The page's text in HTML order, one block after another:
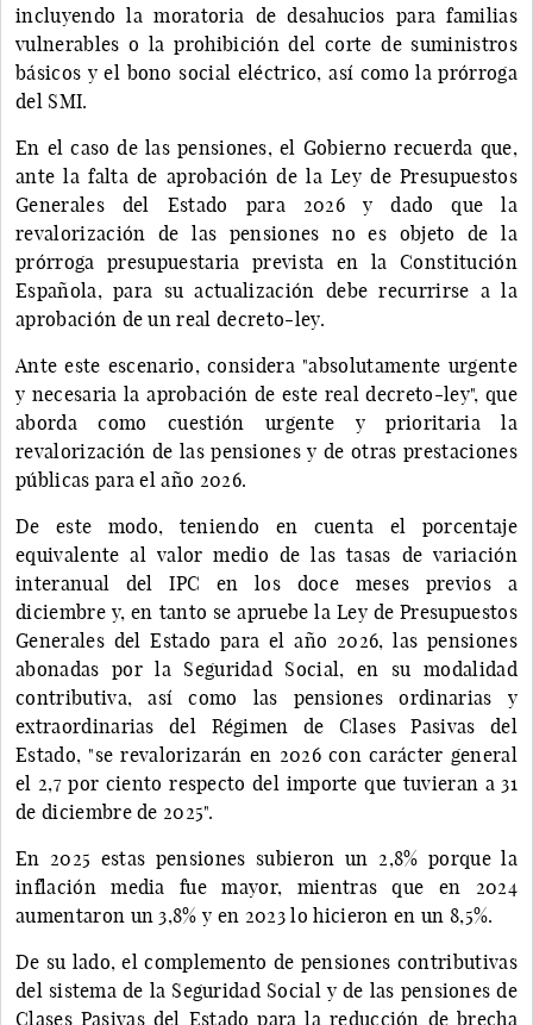
incluyendo la moratoria de desahucios para familias
vulnerables o la prohibición del corte de suministros
básicos y el bono social eléctrico, así como la prórroga
del SMI.
En el caso de las pensiones, el Gobierno recuerda que,
ante la falta de aprobación de la Ley de Presupuestos
Generales del Estado para 2026 y dado que la
revalorización de las pensiones no es objeto de la
prórroga presupuestaria prevista en la Constitución
Española, para su actualización debe recurrirse a la
aprobación de un real decreto-ley.
Ante este escenario, considera "absolutamente urgente
y necesaria la aprobación de este real decreto-ley", que
aborda como cuestión urgente y prioritaria la
revalorización de las pensiones y de otras prestaciones
públicas para el año 2026.
De este modo, teniendo en cuenta el porcentaje
equivalente al valor medio de las tasas de variación
interanual del IPC en los doce meses previos a
diciembre y, en tanto se apruebe la Ley de Presupuestos
Generales del Estado para el año 2026, las pensiones
abonadas por la Seguridad Social, en su modalidad
contributiva, así como las pensiones ordinarias y
extraordinarias del Régimen de Clases Pasivas del
Estado, "se revalorizarán en 2026 con carácter general
el 2,7 por ciento respecto del importe que tuvieran a 31
de diciembre de 2025".
En 2025 estas pensiones subieron un 2,8% porque la
inflación media fue mayor, mientras que en 2024
aumentaron un 3,8% y en 2023 lo hicieron en un 8,5%.
De su lado, el complemento de pensiones contributivas
del sistema de la Seguridad Social y de las pensiones de
Clases Pasivas del Estado para la reducción de brecha